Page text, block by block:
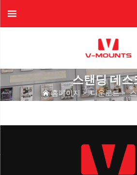
스탠딩 데스
홈페이지>다운로드>